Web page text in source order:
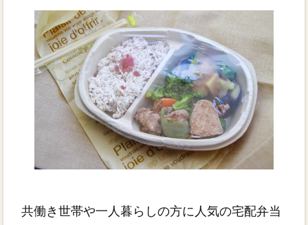
共働き世帯や一人暮らしの方に人気の宅配弁当